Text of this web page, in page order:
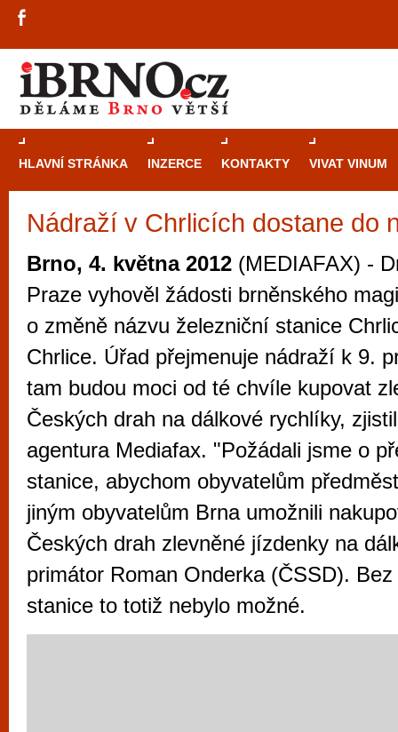
HLAVNÍ STRÁNKA INZERCE KONTAKTY VIVAT VINUM
Nádraží v Chrlicích dostane do
Brno, 4. května 2012 (MEDIAFAX) -
Praze vyhověl žádosti brněnského
o změně názvu železniční stanice
Chrlice. Úřad přejmenuje nádraží k 9.
tam budou moci od té chvíle kupovat
Českých drah na dálkové rychlíky,
agentura Mediafax. "Požádali jsme o
stanice, abychom obyvatelům
jiným obyvatelům Brna umožnili
Českých drah zlevněné jízdenky na
primátor Roman Onderka (ČSSD).
stanice to totiž nebylo možné.
Průvodce
Brně: Od
automaty
Brno je
zajímavé
restaurace,
Mimo jiné je ale také místem, kde si
vyzkoušet různé kasinové hry. V
metropoli naleznete širokou nabídku her
po moderní automaty jak pro pravidelné
příležitostné hráče. V...